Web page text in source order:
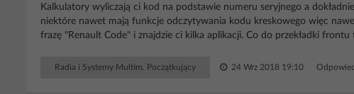
Kalkulatory wyliczają ci kod na podstawie numeru seryjnego a
niektóre nawet mają funkcje odczytywania kodu kreskowego więc
frazę "Renault Code" i znajdzie ci kilka aplikacji. Co do przekładki
Radia i Systemy Multim. Początkujący 24 Wrz 2018 19:10